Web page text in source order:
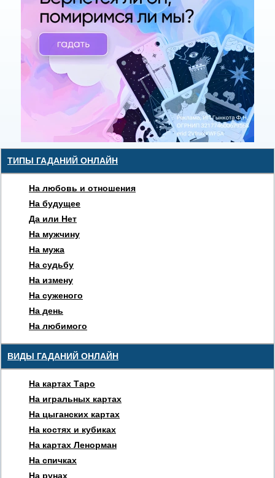
ТИПЫ ГАДАНИЙ ОНЛАЙН
На любовь и отношения
На будущее
Да или Нет
На мужчину
На мужа
На судьбу
На измену
На суженого
На день
На любимого
ВИДЫ ГАДАНИЙ ОНЛАЙН
На картах Таро
На игральных картах
На цыганских картах
На костях и кубиках
На картах Ленорман
На спичках
На рунах